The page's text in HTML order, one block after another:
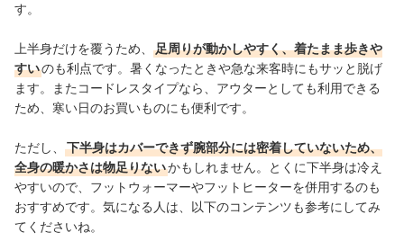
す。
上半身だけを覆うため、
足周りが動かしやすく、着たまま歩きや
すいのも利点です。暑くなったときや急な来客時にもサッと脱げ
ます。またコードレスタイプなら、アウターとしても利用できる
ため、寒い日のお買いものにも便利です。
ただし、
下半身はカバーできず腕部分には密着していないため、
全身の暖かさは物足りないかもしれません。とくに下半身は冷え
やすいので、フットウォーマーやフットヒーターを併用するのも
おすすめです。気になる人は、以下のコンテンツも参考にしてみ
てくださいね。